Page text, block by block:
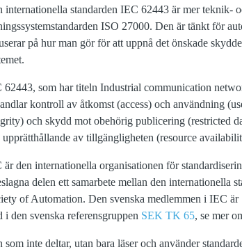
internationella standarden IEC 62443 är mer teknik-
ISO 27000. Den är tänkt för
på hur man gör för att uppnå det önskade
62443, som har titeln Industrial communication
kontroll av åtkomst (access) och användning
och skydd mot obehörig publicering (restricted
upprätthållande av tillgängligheten (resource
är den internationella organisationen för
delen ett samarbete mellan den internationella
of Automation. Den svenska medlemmen i IEC
i den svenska referensgruppen SEK TK 65, se mer
som inte deltar, utan bara läser och använder